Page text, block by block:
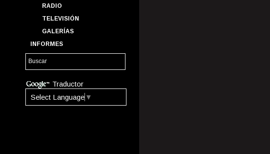
RADIO
TELEVISIÓN
GALERÍAS
INFORMES
Traductor
Select Language ▼